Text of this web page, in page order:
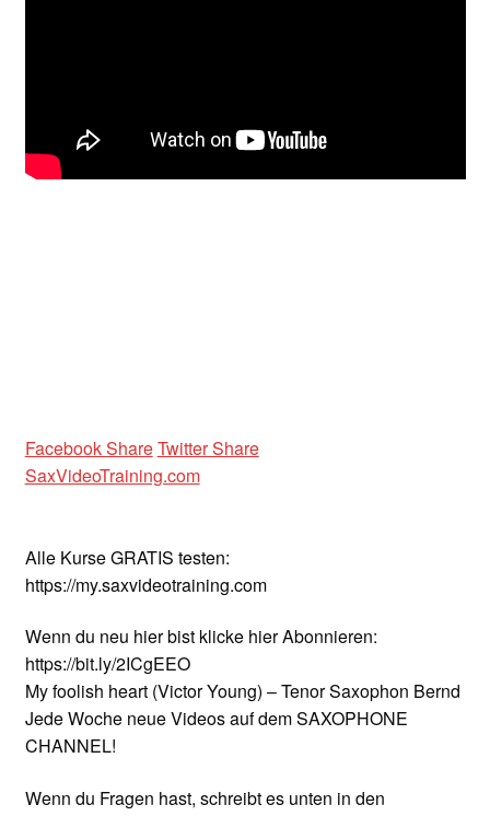
NEWS BLOG
Facebook ShareTwitter Share
SaxVideoTraining.com
Alle Kurse GRATIS testen:
https://my.saxvideotraining.com
Wenn du neu hier bist klicke hier Abonnieren:
https://bit.ly/2ICgEEO
My foolish heart (Victor Young) – Tenor Saxophon Bernd
Jede Woche neue Videos auf dem SAXOPHONE
CHANNEL!
Wenn du Fragen hast, schreibt es unten in den